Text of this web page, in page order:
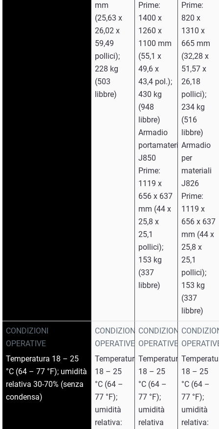
CONDIZIONI
OPERATIVE
Temperatura 18 – 25
°C (64 – 77 °F); umidità
relativa 30-70% (senza
condensa)
mm
(25,63 x
26,02 x
59,49
pollici);
228 kg
(503
libbre)
CONDIZIONI
OPERATIVE
Temperatura:
18 – 25
°C (64 –
77 °F);
umidità
relativa:
Prime:
1400 x
1260 x
1100 mm
(55,1 x
49,6 x
43,4 pol.);
430 kg
(948
libbre)
Armadio
portamateriale
J850
Prime:
1119 x
656 x 637
mm (44 x
25,8 x
25,1
pollici);
153 kg
(337
libbre)
CONDIZIONI
OPERATIVE
Temperatura
18 – 25
°C (64 –
77 °F);
umidità
relativa
Prime:
820 x
1310 x
665 mm
(32,28 x
51,57 x
26,18
pollici);
234 kg
(516
libbre)
Armadio
per
materiali
J826
Prime:
1119 x
656 x 637
mm (44 x
25,8 x
25,1
pollici);
153 kg
(337
libbre)
18 – 25
°C (64 –
77 °F);
umidità
relativa: